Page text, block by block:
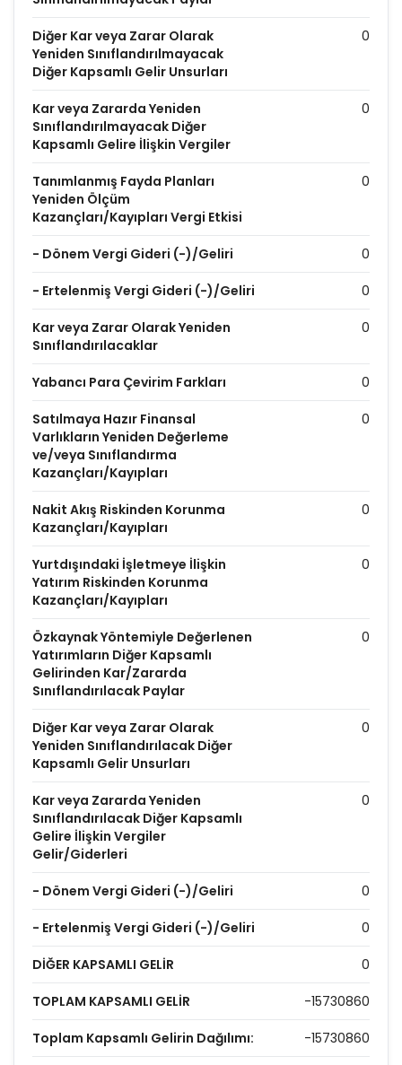
Diğer Kar veya Zarar Olarak
Yeniden Sınıflandırılmayacak
Diğer Kapsamlı Gelir Unsurları
0
Kar veya Zararda Yeniden
Sınıflandırılmayacak Diğer
Kapsamlı Gelire İlişkin Vergiler
0
Tanımlanmış Fayda Planları
Yeniden Ölçüm
Kazançları/Kayıpları Vergi Etkisi
0
- Dönem Vergi Gideri (-)/Geliri 0
- Ertelenmiş Vergi Gideri (-)/Geliri 0
Kar veya Zarar Olarak Yeniden
Sınıflandırılacaklar
0
Yabancı Para Çevirim Farkları 0
Satılmaya Hazır Finansal
Varlıkların Yeniden Değerleme
ve/veya Sınıflandırma
Kazançları/Kayıpları
0
Nakit Akış Riskinden Korunma
Kazançları/Kayıpları
0
Yurtdışındaki İşletmeye İlişkin
Yatırım Riskinden Korunma
Kazançları/Kayıpları
0
Özkaynak Yöntemiyle Değerlenen
Yatırımların Diğer Kapsamlı
Gelirinden Kar/Zararda
Sınıflandırılacak Paylar
0
Diğer Kar veya Zarar Olarak
Yeniden Sınıflandırılacak Diğer
Kapsamlı Gelir Unsurları
0
Kar veya Zararda Yeniden
Sınıflandırılacak Diğer Kapsamlı
Gelire İlişkin Vergiler
Gelir/Giderleri
0
- Dönem Vergi Gideri (-)/Geliri 0
- Ertelenmiş Vergi Gideri (-)/Geliri 0
DİĞER KAPSAMLI GELİR 0
TOPLAM KAPSAMLI GELİR -15730860
Toplam Kapsamlı Gelirin Dağılımı: -15730860